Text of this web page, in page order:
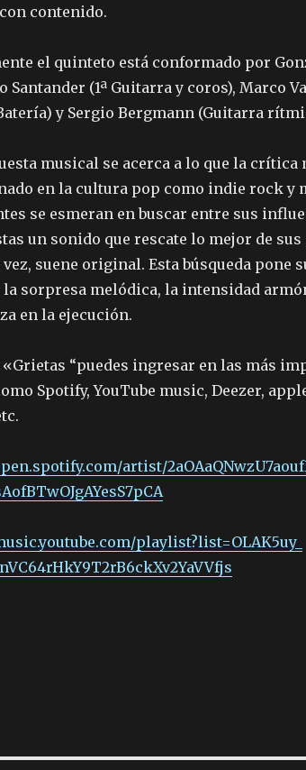
contenido.
el quinteto está conformado por
Santander (1ª Guitarra y coros), Marco
y Sergio Bergmann (Guitarra
musical se acerca a lo que la crítica
en la cultura pop como indie rock y
se esmeran en buscar entre sus
un sonido que rescate lo mejor de
vez, suene original. Esta búsqueda pone
la sorpresa melódica, la intensidad
en la ejecución.
“puedes ingresar en las más
Spotify, YouTube music, Deezer,
artist/
playlist?list=OLAK5uy_
fjs